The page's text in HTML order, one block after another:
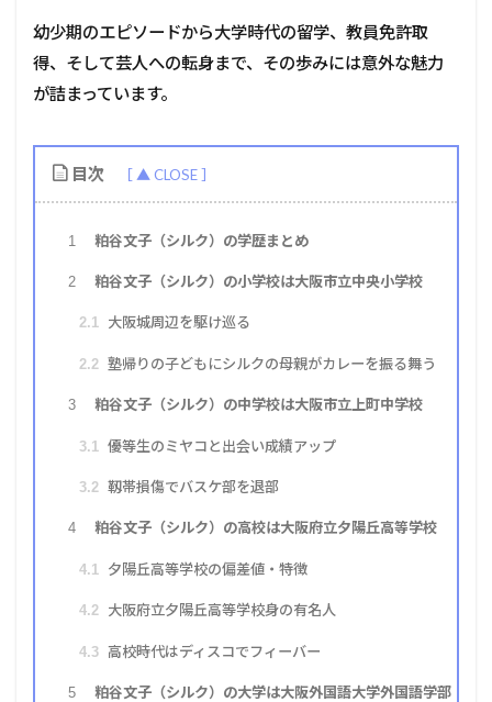
幼少期のエピソードから大学時代の留学、教員免許取
得、そして芸人への転身まで、その歩みには意外な魅力
が詰まっています。
目次
1 粕谷文子（シルク）の学歴まとめ
2 粕谷文子（シルク）の小学校は大阪市立中央小学校
2.1 大阪城周辺を駆け巡る
2.2 塾帰りの子どもにシルクの母親がカレーを振る舞う
3 粕谷文子（シルク）の中学校は大阪市立上町中学校
3.1 優等生のミヤコと出会い成績アップ
3.2 靱帯損傷でバスケ部を退部
4 粕谷文子（シルク）の高校は大阪府立夕陽丘高等学校
4.1 夕陽丘高等学校の偏差値・特徴
4.2 大阪府立夕陽丘高等学校身の有名人
4.3 高校時代はディスコでフィーバー
5
粕谷文子（シルク）の大学は大阪外国語大学外国語学部